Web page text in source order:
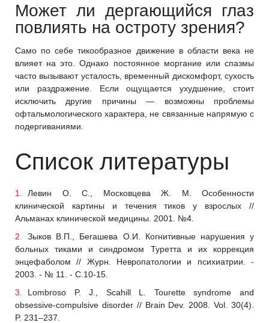
Может ли дергающийся глаз
повлиять на остроту зрения?
Само по себе тикообразное движение в области века не
влияет на это. Однако постоянное моргание или спазмы
часто вызывают усталость, временный дискомфорт, сухость
или раздражение. Если ощущается ухудшение, стоит
исключить другие причины — возможны проблемы
офтальмологического характера, не связанные напрямую с
подергиваниями.
Список литературы
Левин О. С., Московцева Ж. М. Особенности
клинической картины и течения тиков у взрослых //
Альманах клинической медицины. 2001. №4.
Зыков В.П., Бегашева О.И. Когнитивные нарушения у
больных тиками и синдромом Туретта и их коррекция
энцефаболом // Журн. Невропатологии и психиатрии. -
2003. - № 11. - С.10-15.
Lombroso P. J., Scahill L. Tourette syndrome and
obsessive-compulsive disorder // Brain Dev. 2008. Vol. 30(4).
P. 231–237.